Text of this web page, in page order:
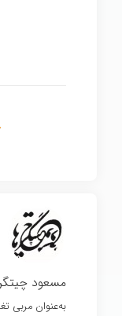
مسعود
به‌عنوان مربی